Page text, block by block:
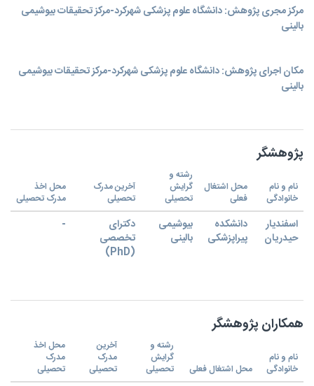
مرکز مجری پژوهش: دانشگاه علوم پزشکی شهرکرد-مرکز تحقیقات بیوشیمی
بالینی
مکان اجرای پژوهش: دانشگاه علوم پزشکی شهرکرد-مرکز تحقیقات بیوشیمی
بالینی
پژوهشگر
نام و نام
خانوادگی
محل اشتغال
فعلی
رشته و
گرایش
تحصیلی
آخرین مدرک
تحصیلی
محل اخذ
مدرک تحصیلی
اسفندیار
حیدریان
دانشکده
پیراپزشکی
بیوشیمی
بالینی
دکترای
تخصصی
(PhD)
-
همکاران پژوهشگر
نام و نام
خانوادگی
محل اشتغال فعلی
رشته و
گرایش
تحصیلی
آخرین
مدرک
تحصیلی
محل اخذ
مدرک
تحصیلی